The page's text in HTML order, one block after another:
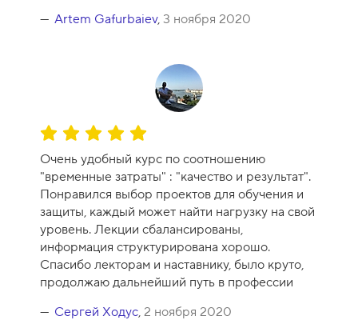
Artem Gafurbaiev, 3 ноября 2020
О
ц
е
н
к
а
к
у
р
с
а
Очень удобный курс по соотношению
"временные затраты" : "качество и результат".
Понравился выбор проектов для обучения и
защиты, каждый может найти нагрузку на свой
уровень. Лекции сбалансированы,
информация структурирована хорошо.
Спасибо лекторам и наставнику, было круто,
продолжаю дальнейший путь в профессии
Сергей Ходус, 2 ноября 2020